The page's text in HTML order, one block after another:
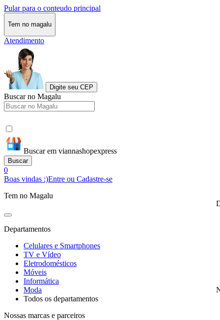
Pular para o conteudo principal
Tem no magalu
Atendimento
Digite seu CEP
Buscar no Magalu
Buscar em viannashopexpress
Buscar
0
Boas vindas :)Entre ou Cadastre-se
Tem no Magalu
Departamentos
Celulares e Smartphones
TV e Vídeo
Eletrodomésticos
Móveis
Informática
Moda
Todos os departamentos
Nossas marcas e parceiros